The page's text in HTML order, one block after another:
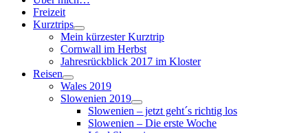
Freizeit
Kurztrips
Mein kürzester Kurztrip
Cornwall im Herbst
Jahresrückblick 2017 im Kloster
Reisen
Wales 2019
Slowenien 2019
Slowenien – jetzt geht´s richtig los
Slowenien – Die erste Woche